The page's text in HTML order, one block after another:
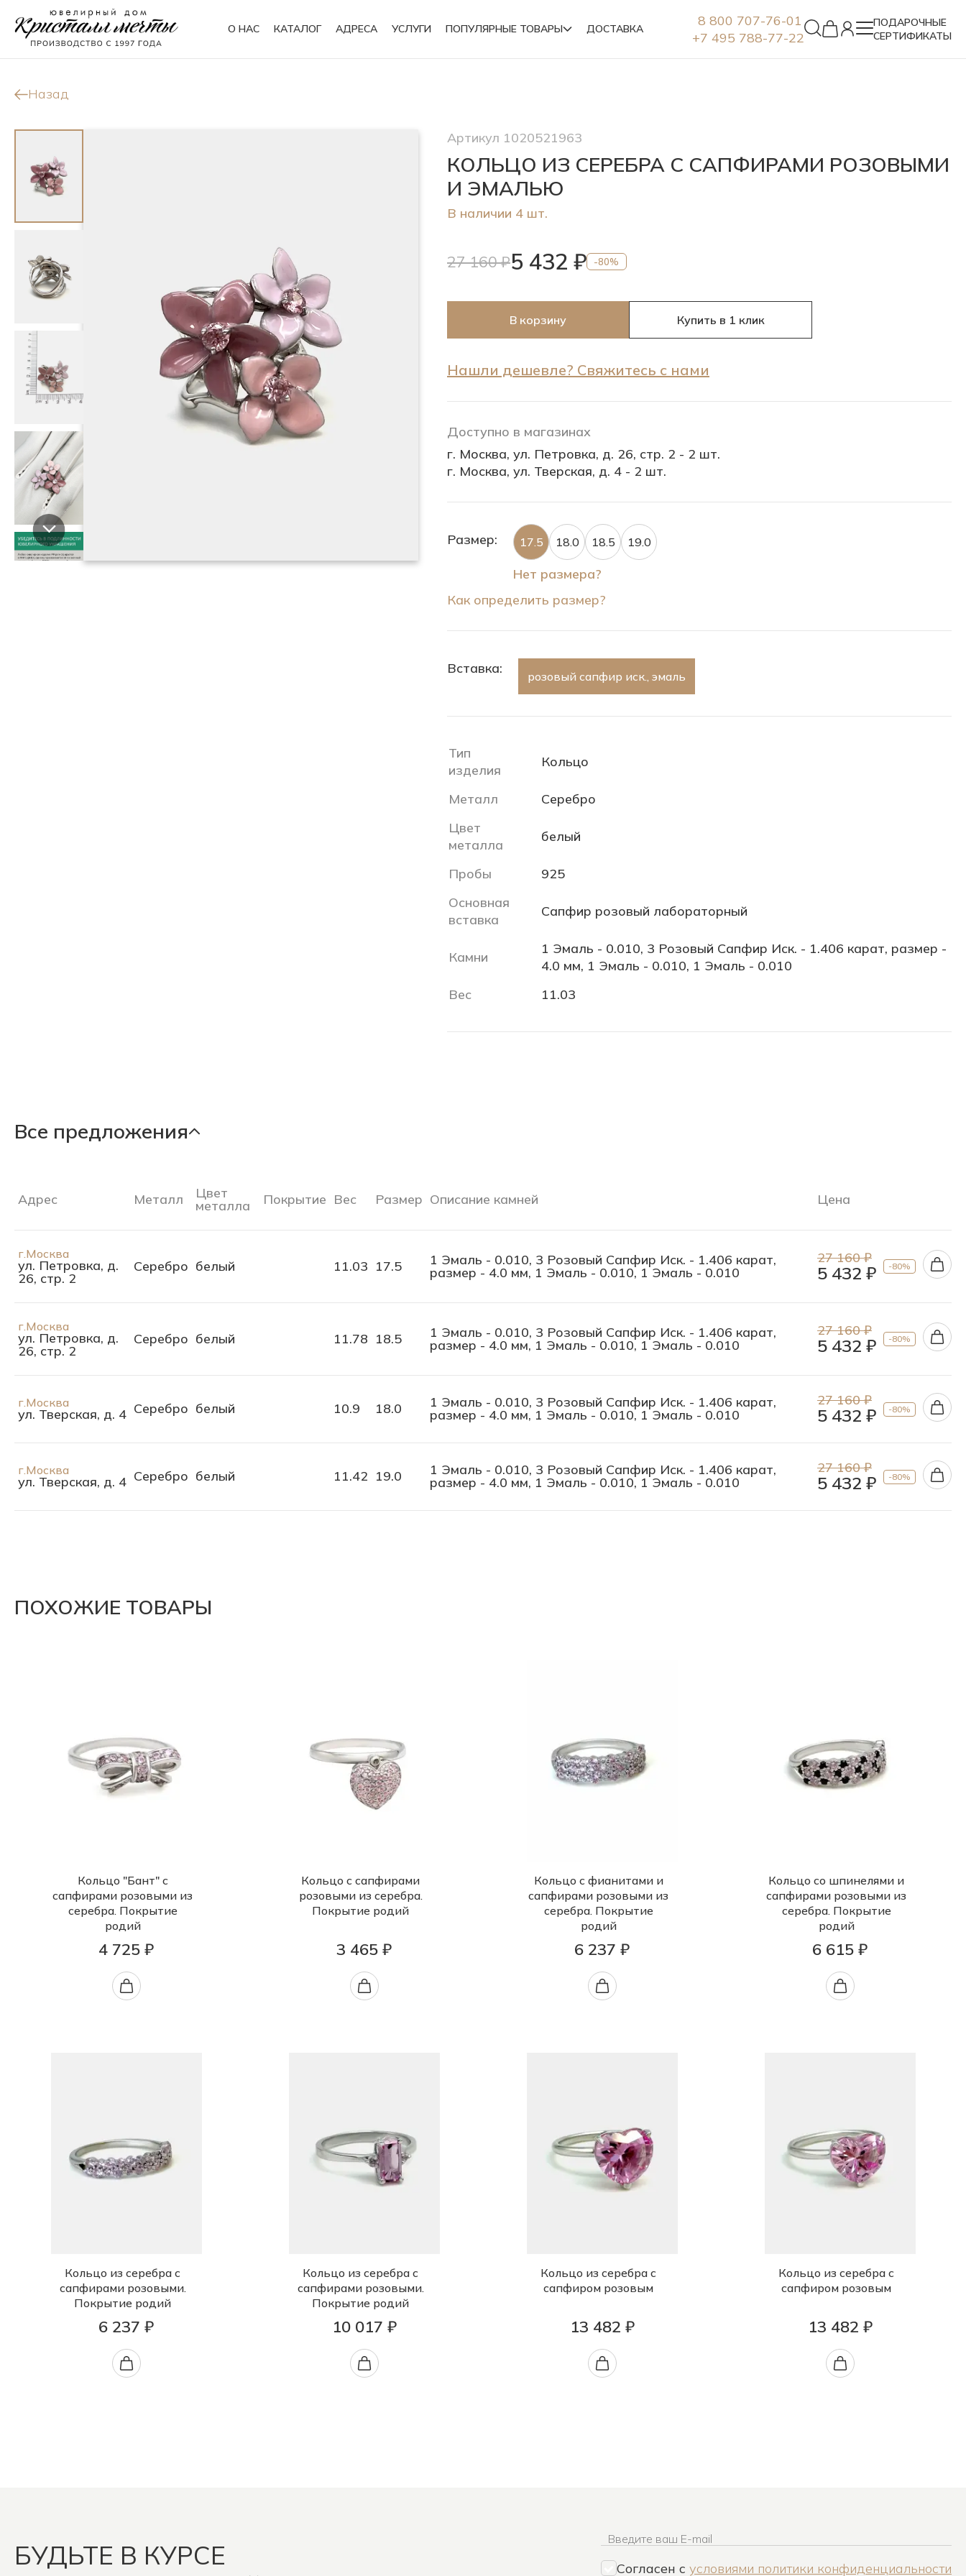
О НАС КАТАЛОГ АДРЕСА УСЛУГИ ПОПУЛЯРНЫЕ ТОВАРЫ ДОСТАВКА
8 800 707-76-01
+7 495 788-77-22
ПОДАРОЧНЫЕ
СЕРТИФИКАТЫ
Кольца
Колье Броши
Назад
Артикул 1020521963
КОЛЬЦО ИЗ СЕРЕБРА С САПФИРАМИ РОЗОВЫМИ
И ЭМАЛЬЮ
В наличии 4 шт.
27 160 ₽5 432 ₽ -80%
В корзину Купить в 1 клик
Нашли дешевле? Свяжитесь с нами
Доступно в магазинах
г. Москва, ул. Петровка, д. 26, стр. 2 - 2 шт.
г. Москва, ул. Тверская, д. 4 - 2 шт.
Размер: 17.5 18.0 18.5 19.0
Нет размера?
Как определить размер?
Вставка: розовый сапфир иск., эмаль
Тип
изделия
Кольцо
Металл
Серебро
Цвет
металла
белый
Пробы
925
Основная
вставка
Сапфир розовый лабораторный
Камни
1 Эмаль - 0.010, 3 Розовый Сапфир Иск. - 1.406 карат, размер -
4.0 мм, 1 Эмаль - 0.010, 1 Эмаль - 0.010
Вес
11.03
Все предложения
Адрес Металл Цвет
металла Покрытие Вес Размер Описание камней Цена
г.Москва
ул. Петровка, д.
26, стр. 2
Серебро белый 11.03 17.5 1 Эмаль - 0.010, 3 Розовый Сапфир Иск. - 1.406 карат,
размер - 4.0 мм, 1 Эмаль - 0.010, 1 Эмаль - 0.010
27 160 ₽
5 432 ₽ -80%
г.Москва
ул. Петровка, д.
26, стр. 2
Серебро белый 11.78 18.5 1 Эмаль - 0.010, 3 Розовый Сапфир Иск. - 1.406 карат,
размер - 4.0 мм, 1 Эмаль - 0.010, 1 Эмаль - 0.010
27 160 ₽
5 432 ₽ -80%
г.Москва
ул. Тверская, д. 4 Серебро белый 10.9 18.0 1 Эмаль - 0.010, 3 Розовый Сапфир Иск. - 1.406 карат,
размер - 4.0 мм, 1 Эмаль - 0.010, 1 Эмаль - 0.010
27 160 ₽
5 432 ₽ -80%
г.Москва
ул. Тверская, д. 4 Серебро белый 11.42 19.0 1 Эмаль - 0.010, 3 Розовый Сапфир Иск. - 1.406 карат,
размер - 4.0 мм, 1 Эмаль - 0.010, 1 Эмаль - 0.010
27 160 ₽
5 432 ₽ -80%
ПОХОЖИЕ ТОВАРЫ
Кольцо "Бант" с
сапфирами розовыми из
серебра. Покрытие
родий
4 725 ₽
Кольцо с сапфирами
розовыми из серебра.
Покрытие родий
3 465 ₽
Кольцо с фианитами и
сапфирами розовыми из
серебра. Покрытие
родий
6 237 ₽
Кольцо со шпинелями и
сапфирами розовыми из
серебра. Покрытие
родий
6 615 ₽
Кольцо из серебра с
сапфирами розовыми.
Покрытие родий
6 237 ₽
Кольцо из серебра с
сапфирами розовыми.
Покрытие родий
10 017 ₽
Кольцо из серебра с
сапфиром розовым
13 482 ₽
Кольцо из серебра с
сапфиром розовым
13 482 ₽
БУДЬТЕ В КУРСЕ
Введите ваш E-mail
Согласен c условиями политики конфиденциальности